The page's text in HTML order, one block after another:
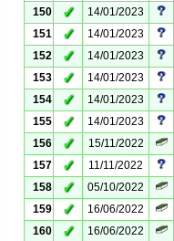
150
✓ 14/01/2023
151
✓ 14/01/2023
152
✓ 14/01/2023
153
✓ 14/01/2023
154
✓ 14/01/2023
155
✓ 14/01/2023
156
✓ 15/11/2022
157
✓ 11/11/2022
158
✓ 05/10/2022
159
✓ 16/06/2022
160
✓ 16/06/2022